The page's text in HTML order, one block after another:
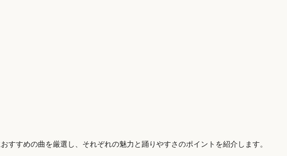
すすめの曲を厳選し、それぞれの魅力と踊りやすさのポイントを紹介します。